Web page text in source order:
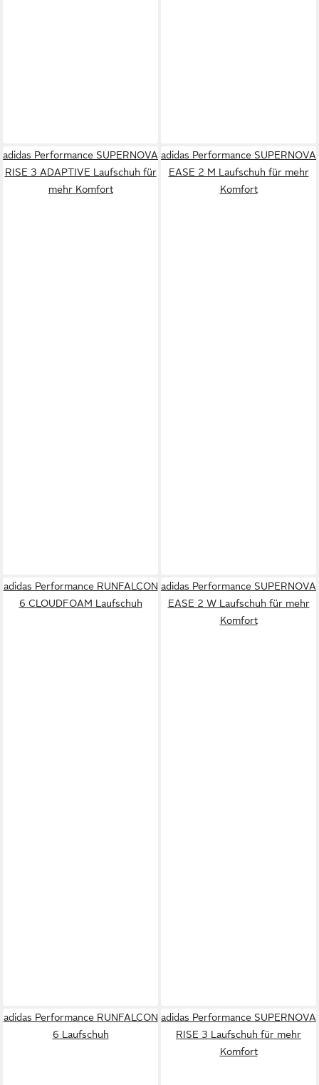
adidas Performance SUPERNOVA
RISE 3 ADAPTIVE Laufschuh für
mehr Komfort
adidas Performance SUPERNOVA
EASE 2 M Laufschuh für mehr
Komfort
adidas Performance RUNFALCON
6 CLOUDFOAM Laufschuh
adidas Performance SUPERNOVA
EASE 2 W Laufschuh für mehr
Komfort
adidas Performance RUNFALCON
6 Laufschuh
adidas Performance SUPERNOVA
RISE 3 Laufschuh für mehr
Komfort